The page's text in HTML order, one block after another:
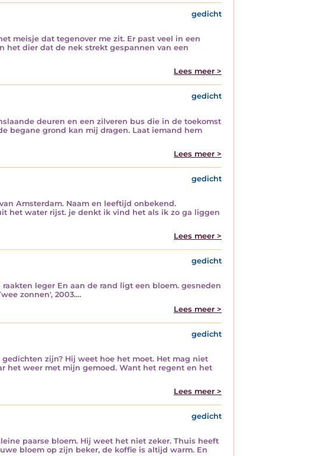
gedicht
meisje dat tegenover me zit. Er past veel in een
het dier dat de nek strekt gespannen van een
Lees meer >
gedicht
deuren en een zilveren bus die in de toekomst
begane grond kan mij dragen. Laat iemand hem
Lees meer >
gedicht
Amsterdam. Naam en leeftijd onbekend.
het water rijst. je denkt ik vind het als ik zo ga liggen
Lees meer >
gedicht
leger En aan de rand ligt een bloem. gesneden
zonnen', 2003.…
Lees meer >
gedicht
zijn? Hij weet hoe het moet. Het mag niet
het weer met mijn gemoed. Want het regent en het
Lees meer >
gedicht
paarse bloem. Hij weet het niet zeker. Thuis heeft
bloem op zijn beker, de koffie is altijd warm. En